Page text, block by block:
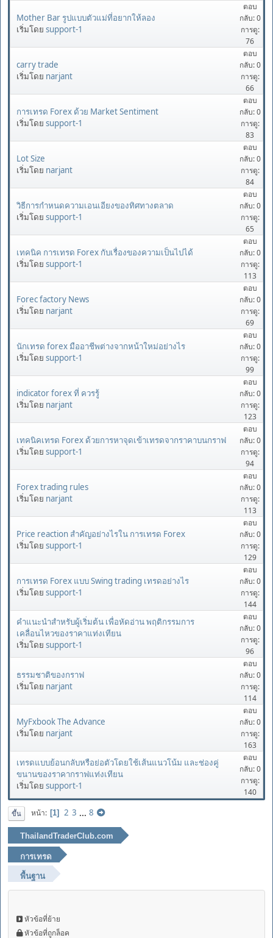
Mother Bar รูปแบบตัวแม่ที่อยากให้ลอง
เริ่มโดย support-1
ตอบ
กลับ: 0
การดู:
76
carry trade
เริ่มโดย narjant
ตอบ
กลับ: 0
การดู:
66
การเทรด Forex ด้วย Market Sentiment
เริ่มโดย support-1
ตอบ
กลับ: 0
การดู:
83
Lot Size
เริ่มโดย narjant
ตอบ
กลับ: 0
การดู:
84
วิธีการกำหนดความเอนเอียงของทิศทางตลาด
เริ่มโดย support-1
ตอบ
กลับ: 0
การดู:
65
เทคนิค การเทรด Forex กับเรื่องของความเป็นไปได้
เริ่มโดย support-1
ตอบ
กลับ: 0
การดู:
113
Forec factory News
เริ่มโดย narjant
ตอบ
กลับ: 0
การดู:
69
นักเทรด forex มืออาชีพต่างจากหน้าใหม่อย่างไร
เริ่มโดย support-1
ตอบ
กลับ: 0
การดู:
99
indicator forex ที่ ควรรู้
เริ่มโดย narjant
ตอบ
กลับ: 0
การดู:
123
เทคนิคเทรด Forex ด้วยการหาจุดเข้าเทรดจากราคาบนกราฟ
เริ่มโดย support-1
ตอบ
กลับ: 0
การดู:
94
Forex trading rules
เริ่มโดย narjant
ตอบ
กลับ: 0
การดู:
113
Price reaction สำคัญอย่างไรใน การเทรด Forex
เริ่มโดย support-1
ตอบ
กลับ: 0
การดู:
129
การเทรด Forex แบบ Swing trading เทรดอย่างไร
เริ่มโดย support-1
ตอบ
กลับ: 0
การดู:
144
คำแนะนำสำหรับผู้เริ่มต้น เพื่อหัดอ่าน พฤติกรรมการ
เคลื่อนไหวของราคาแท่งเทียน
เริ่มโดย support-1
ตอบ
กลับ: 0
การดู:
96
ธรรมชาติของกราฟ
เริ่มโดย narjant
ตอบ
กลับ: 0
การดู:
114
MyFxbook The Advance
เริ่มโดย narjant
ตอบ
กลับ: 0
การดู:
163
เทรดแบบย้อนกลับหรือย่อตัวโดยใช้เส้นแนวโน้ม และช่องคู่
ขนานของราคากราฟแท่งเทียน
เริ่มโดย support-1
ตอบ
กลับ: 0
การดู:
140
ขึ้น หน้า 1 2 3 ... 8
ThailandTraderClub.com
การเทรด
พื้นฐาน
หัวข้อที่ย้าย
หัวข้อที่ถูกล็อค